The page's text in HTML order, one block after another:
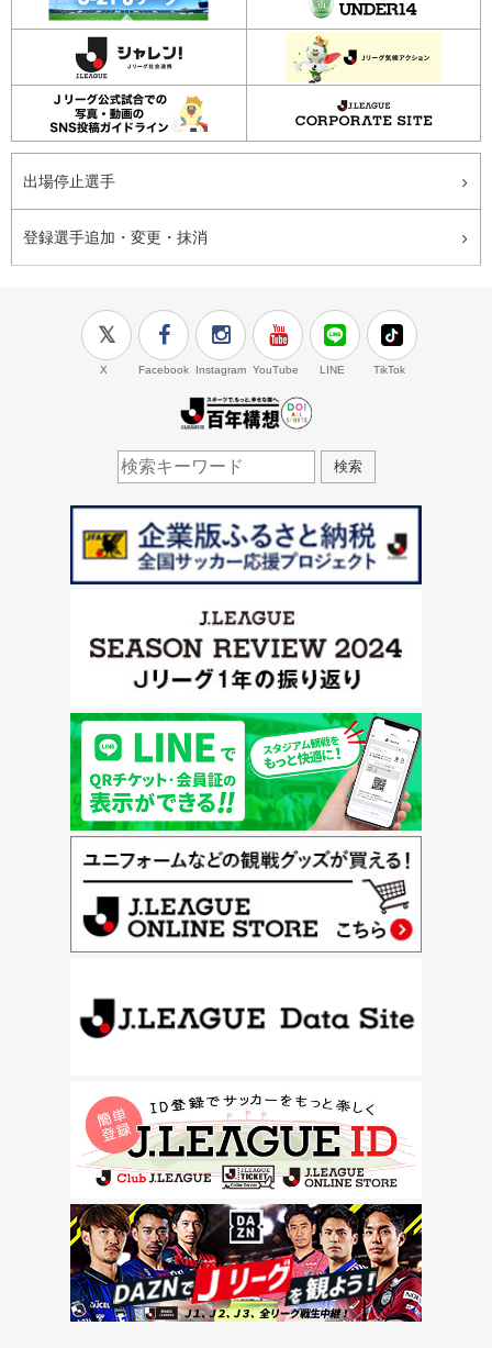
出場停止選手
登録選手追加・変更・抹消
X Facebook Instagram YouTube LINE TikTok
検索